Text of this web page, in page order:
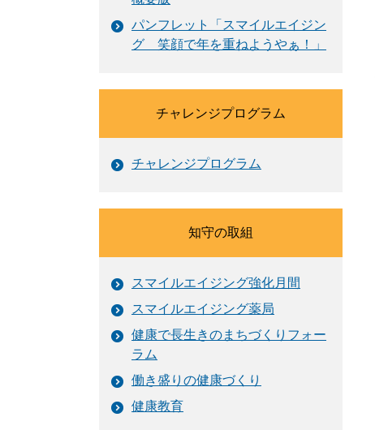
パンフレット「スマイルエイジン
グ 笑顔で年を重ねようやぁ！」
チャレンジプログラム
チャレンジプログラム
知守の取組
スマイルエイジング強化月間
スマイルエイジング薬局
健康で長生きのまちづくりフォー
ラム
働き盛りの健康づくり
健康教育